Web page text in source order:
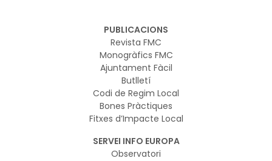
PUBLICACIONS
Revista FMC
Monogràfics FMC
Ajuntament Fàcil
Butlletí
Codi de Regim Local
Bones Pràctiques
Fitxes d’Impacte Local
SERVEI INFO EUROPA
Observatori